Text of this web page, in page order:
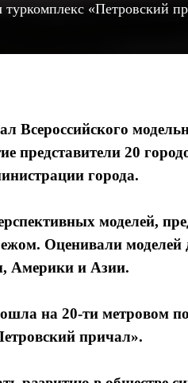
«Петровский
Всероссийского
представители 20
города.
моделей,
Оценивали
Америки и Азии.
на 20-ти метровом
причал».